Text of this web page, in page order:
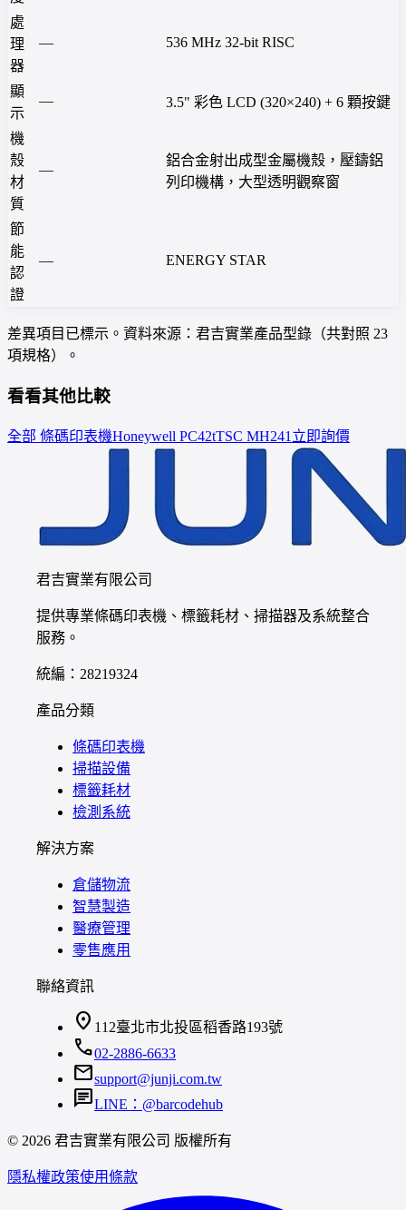
處
理
器
— 536 MHz 32-bit RISC
顯
示
— 3.5" 彩色 LCD (320×240) + 6 顆按鍵
機
殼
材
質
—
鋁合金射出成型金屬機殼，壓鑄鋁
列印機構，大型透明觀察窗
節
能
認
證
— ENERGY STAR
差異項目已標示。資料來源：君吉實業產品型錄（共對照 23
項規格）。
看看其他比較
全部 條碼印表機Honeywell PC42tTSC MH241 立即詢價
君吉實業有限公司
提供專業條碼印表機、標籤耗材、掃描器及系統整合
服務。
統編：28219324
產品分類
條碼印表機
掃描設備
標籤耗材
檢測系統
解決方案
倉儲物流
智慧製造
醫療管理
零售應用
聯絡資訊
location_on 112臺北市北投區稻香路193號
call02-2886-6633
mailsupport@junji.com.tw
chatLINE：@barcodehub
© 2026 君吉實業有限公司 版權所有
隱私權政策使用條款